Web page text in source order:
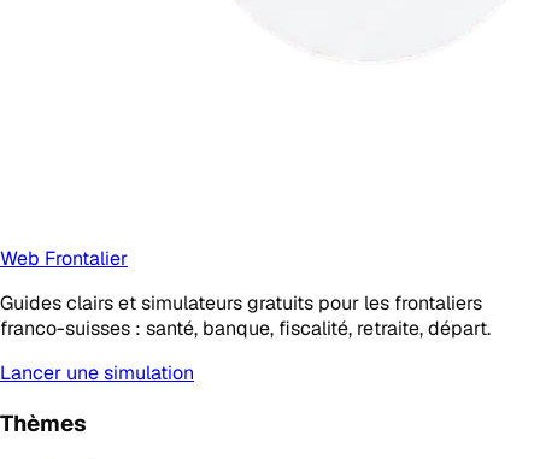
Web Frontalier
Guides clairs et simulateurs gratuits pour les frontaliers
franco-suisses : santé, banque, fiscalité, retraite, départ.
Lancer une simulation
Thèmes